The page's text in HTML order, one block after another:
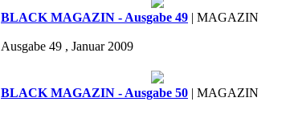
BLACK MAGAZIN - Ausgabe 49 | MAGAZIN
Ausgabe 49 , Januar 2009
BLACK MAGAZIN - Ausgabe 50 | MAGAZIN